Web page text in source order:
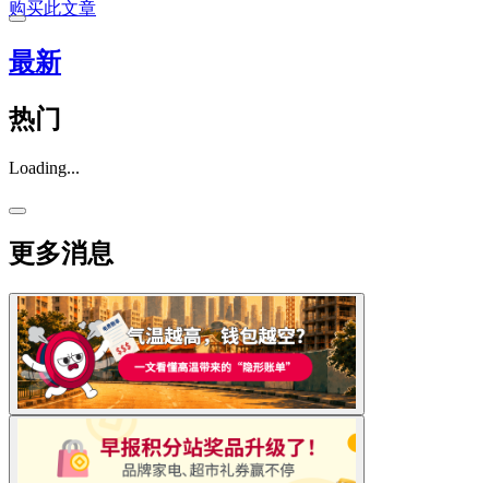
购买此文章
最新
热门
Loading...
更多消息